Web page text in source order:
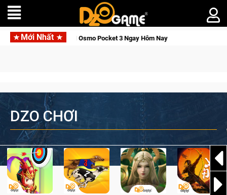
Mới Nhất
Săn DJI Osmo Pocket 3 Ngay Hôm Nay
DZO CHƠI